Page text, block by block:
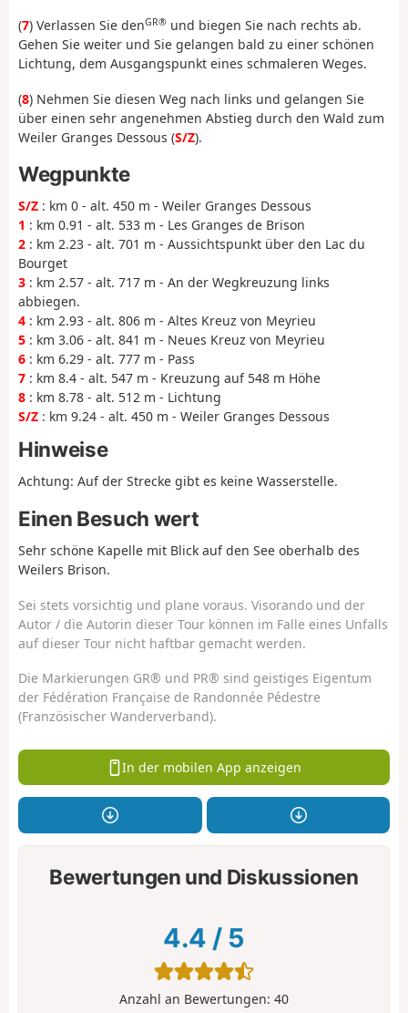
(7) Verlassen Sie denGR® und biegen Sie nach rechts ab.
Gehen Sie weiter und Sie gelangen bald zu einer schönen
Lichtung, dem Ausgangspunkt eines schmaleren Weges.
(8) Nehmen Sie diesen Weg nach links und gelangen Sie
über einen sehr angenehmen Abstieg durch den Wald zum
Weiler Granges Dessous (S/Z).
Wegpunkte
S/Z : km 0 - alt. 450 m - Weiler Granges Dessous
1 : km 0.91 - alt. 533 m - Les Granges de Brison
2 : km 2.23 - alt. 701 m - Aussichtspunkt über den Lac du
Bourget
3 : km 2.57 - alt. 717 m - An der Wegkreuzung links
abbiegen.
4 : km 2.93 - alt. 806 m - Altes Kreuz von Meyrieu
5 : km 3.06 - alt. 841 m - Neues Kreuz von Meyrieu
6 : km 6.29 - alt. 777 m - Pass
7 : km 8.4 - alt. 547 m - Kreuzung auf 548 m Höhe
8 : km 8.78 - alt. 512 m - Lichtung
S/Z : km 9.24 - alt. 450 m - Weiler Granges Dessous
Hinweise
Achtung: Auf der Strecke gibt es keine Wasserstelle.
Einen Besuch wert
Sehr schöne Kapelle mit Blick auf den See oberhalb des
Weilers Brison.
Sei stets vorsichtig und plane voraus. Visorando und der
Autor / die Autorin dieser Tour können im Falle eines Unfalls
auf dieser Tour nicht haftbar gemacht werden.
Die Markierungen GR® und PR® sind geistiges Eigentum
der Fédération Française de Randonnée Pédestre
(Französischer Wanderverband).
In der mobilen App anzeigen
Bewertungen und Diskussionen
4.4 / 5
Anzahl an Bewertungen: 40